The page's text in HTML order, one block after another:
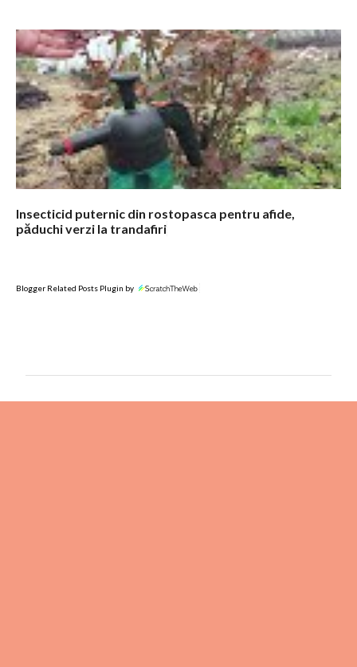
Insecticid puternic din rostopasca pentru afide,
păduchi verzi la trandafiri
Blogger Related Posts Plugin by